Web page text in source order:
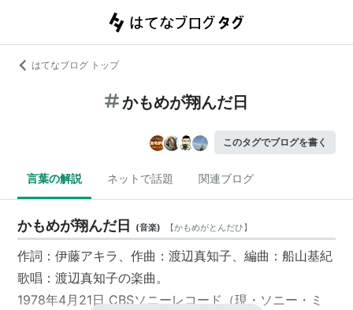
はてなブログ トップ
かもめが翔んだ日
このタグでブログを書く
言葉の解説 ネットで話題 関連ブログ
かもめが翔んだ日 (音楽) 【かもめがとんだひ】
作詞：伊藤アキラ 、作曲：渡辺真知子、編曲：船山基紀
歌唱：渡辺真知子の楽曲。
1978年4月21日CBSソニーレコード（現・ ソニー・ミ